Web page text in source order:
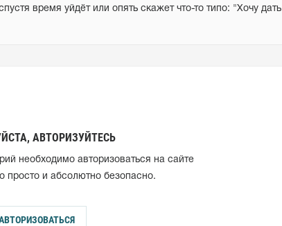
время уйдёт или опять скажет что-то типо: "Хочу дать
АВТОРИЗУЙТЕСЬ
необходимо авторизоваться на сайте
просто и абсолютно безопасно.